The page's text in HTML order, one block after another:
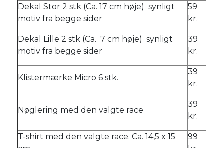
Dekal Stor 2 stk (Ca. 17 cm høje) synligt
motiv fra begge sider
59
kr.
Dekal Lille 2 stk (Ca. 7 cm høje) synligt
motiv fra begge sider
39
kr.
Klistermærke Micro 6 stk.
39
kr.
Nøglering med den valgte race
39
kr.
T-shirt med den valgte race. Ca. 14,5 x 15
99